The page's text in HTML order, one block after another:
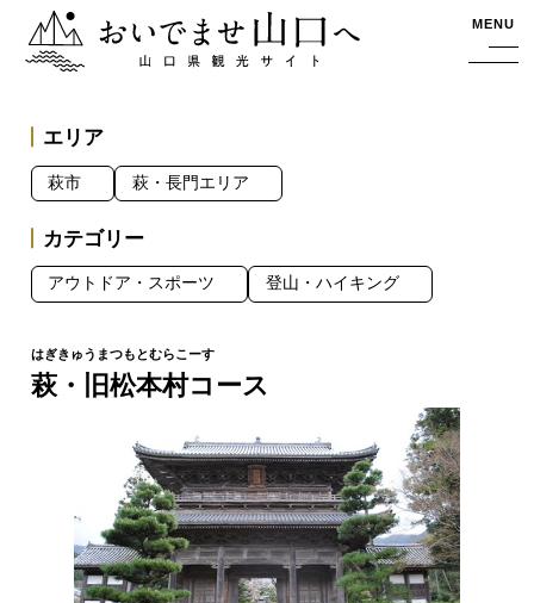
おいでませ山口へー山口県観光サイト MENU
萩・旧松本村コース
エリア
萩市 萩・長門エリア
カテゴリー
アウトドア・スポーツ 登山・ハイキング